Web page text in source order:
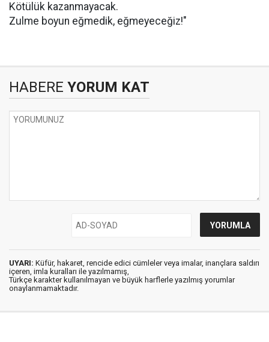
Kötülük kazanmayacak.
Zulme boyun eğmedik, eğmeyeceğiz!"
HABERE YORUM KAT
UYARI: Küfür, hakaret, rencide edici cümleler veya imalar, inançlara saldırı
içeren, imla kuralları ile yazılmamış,
Türkçe karakter kullanılmayan ve büyük harflerle yazılmış yorumlar
onaylanmamaktadır.